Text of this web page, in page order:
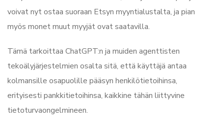
voivat nyt ostaa suoraan Etsyn myyntialustalta, ja pian
myös monet muut myyjät ovat saatavilla.
Tämä tarkoittaa ChatGPT:n ja muiden agenttisten
tekoälyjärjestelmien osalta sitä, että käyttäjä antaa
kolmansille osapuolille pääsyn henkilötietoihinsa,
erityisesti pankkitietoihinsa, kaikkine tähän liittyvine
tietoturvaongelmineen.